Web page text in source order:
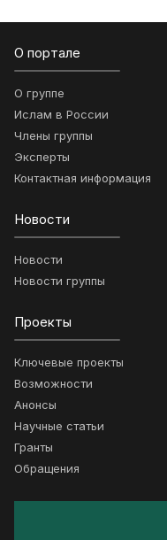
О портале
О группе
Ислам в России
Члены группы
Эксперты
Контактная информация
Новости
Новости
Новости группы
Проекты
Ключевые проекты
Возможности
Анонсы
Научные статьи
Гранты
Обращения